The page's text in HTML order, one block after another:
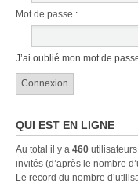
Mot de passe :
J’ai oublié mon mot de
QUI EST EN LIGNE
Au total il y a 460
invités (d’après le nombre
Le record du nombre